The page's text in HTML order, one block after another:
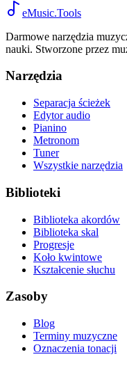
eMusic.Tools
Darmowe narzędzia
nauki. Stworzone przez
Narzędzia
Separacja ścieżek
Edytor audio
Pianino
Metronom
Tuner
Wszystkie narzędzia
Biblioteki
Biblioteka akordów
Biblioteka skal
Progresje
Koło kwintowe
Kształcenie słuchu
Zasoby
Blog
Terminy muzyczne
Oznaczenia tonacji